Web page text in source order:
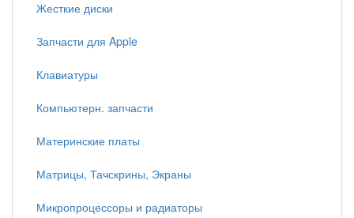
Жесткие диски
Запчасти для Apple
Клавиатуры
Компьютерн. запчасти
Материнские платы
Матрицы, Тачскрины, Экраны
Микропроцессоры и радиаторы